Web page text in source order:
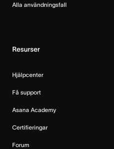
Alla användningsfall
Resurser
Hjälpcenter
Få support
Asana Academy
Certifieringar
Forum